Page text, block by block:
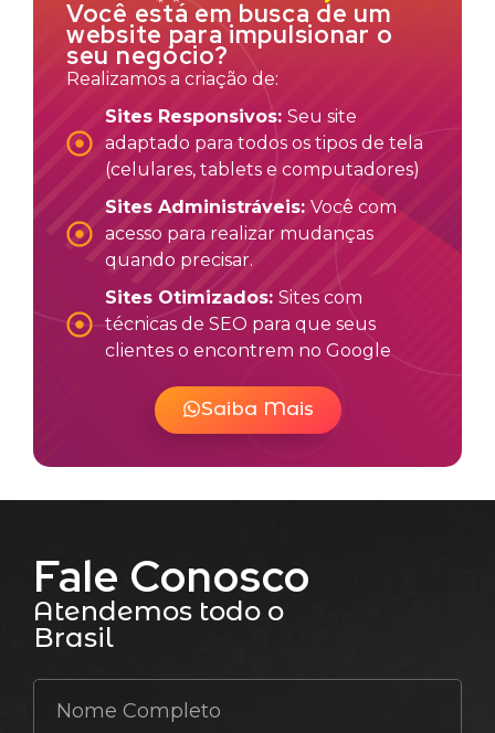
Você está em busca de um
website para impulsionar o
seu negócio?
Realizamos a criação de:
Sites Responsivos: Seu site
adaptado para todos os tipos de tela
(celulares, tablets e computadores)
Sites Administráveis: Você com
acesso para realizar mudanças
quando precisar.
Sites Otimizados: Sites com
técnicas de SEO para que seus
clientes o encontrem no Google
Saiba Mais
Fale Conosco
Atendemos todo o
Brasil